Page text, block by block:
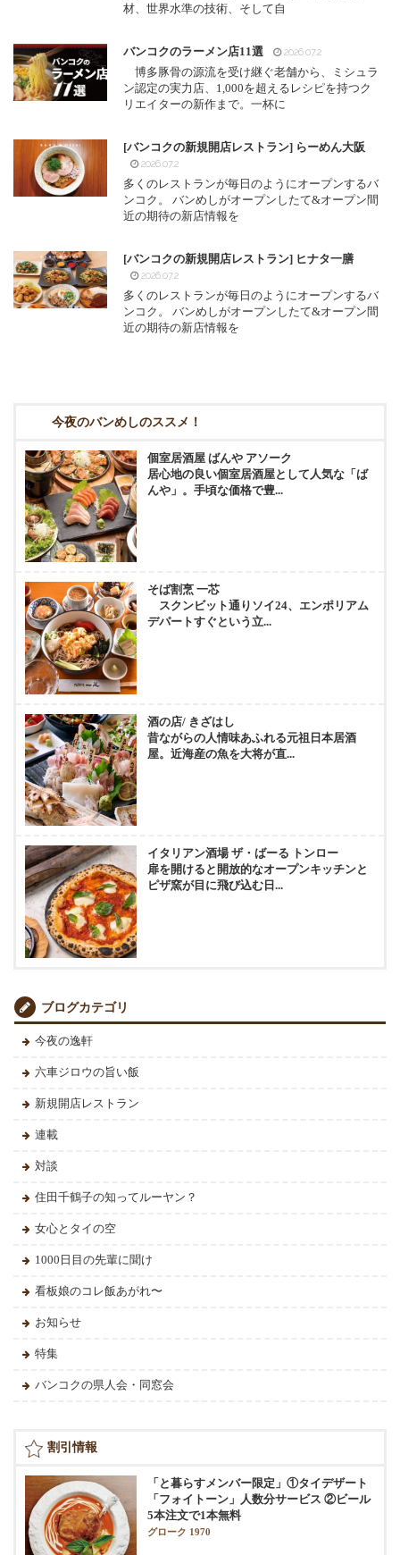
材、世界水準の技術、そして自
バンコクのラーメン店11選 2026.07.2
博多豚骨の源流を受け継ぐ老舗から、ミシュラ
ン認定の実力店、1,000を超えるレシピを持つク
リエイターの新作まで。一杯に
[バンコクの新規開店レストラン] らーめん大阪
2026.07.2
多くのレストランが毎日のようにオープンするバ
ンコク。 バンめしがオープンしたて&オープン間
近の期待の新店情報を
[バンコクの新規開店レストラン] ヒナタ一膳
2026.07.2
多くのレストランが毎日のようにオープンするバ
ンコク。 バンめしがオープンしたて&オープン間
近の期待の新店情報を
今夜のバンめしのススメ！
個室居酒屋 ばんや アソーク
居心地の良い個室居酒屋として人気な「ば
んや」。手頃な価格で豊...
そば割烹 一芯
スクンビット通りソイ24、エンポリアム
デパートすぐという立...
酒の店/ きざはし
昔ながらの人情味あふれる元祖日本居酒
屋。近海産の魚を大将が直...
イタリアン酒場 ザ・ばーる トンロー
扉を開けると開放的なオープンキッチンと
ピザ窯が目に飛び込む日...
ブログカテゴリ
今夜の逸軒
六車ジロウの旨い飯
新規開店レストラン
連載
対談
住田千鶴子の知ってルーヤン？
女心とタイの空
1000日目の先輩に聞け
看板娘のコレ飯あがれ〜
お知らせ
特集
バンコクの県人会・同窓会
割引情報
「と暮らすメンバー限定」①タイデザート
「フォイトーン」人数分サービス ②ビール
5本注文で1本無料
グローク 1970